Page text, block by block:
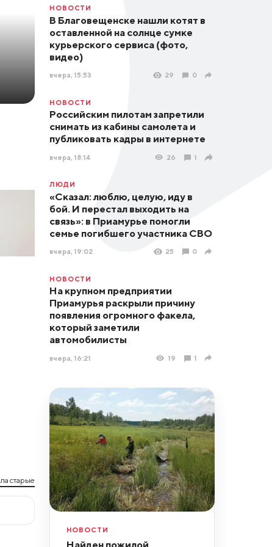
старые
НОВОСТИ
В Благовещенске нашли котят в
оставленной на солнце сумке
курьерского сервиса (фото,
видео)
вчера, 15:53 29 0
НОВОСТИ
Российским пилотам запретили
снимать из кабины самолета и
публиковать кадры в интернете
вчера, 18:14 26 1
ЛЮДИ
«Сказал: люблю, целую, иду в
бой. И перестал выходить на
связь»: в Приамурье помогли
семье погибшего участника СВО
вчера, 19:02 25 0
НОВОСТИ
На крупном предприятии
Приамурья раскрыли причину
появления огромного факела,
который заметили
автомобилисты
вчера, 16:21 19 1
НОВОСТИ
Найден пожилой